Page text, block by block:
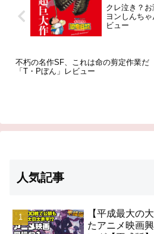
クレ泣き？
ヨンしんち
ビュー
不朽の名作SF、これは命の剪定作業だ
「T・Pぼん」レビュー
人気記事
【平成最大の
たアニメ映画